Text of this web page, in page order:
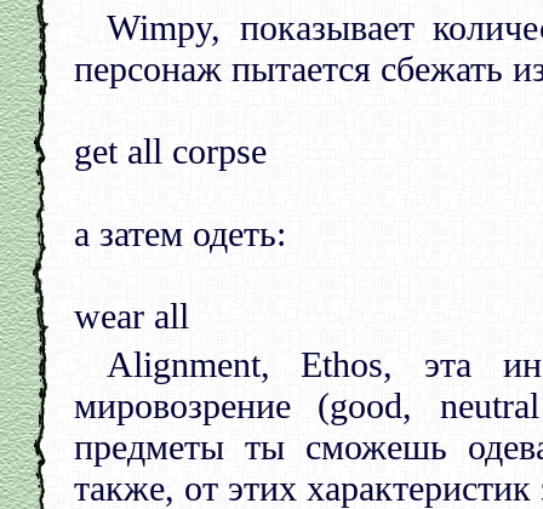
Wimpy, показывает
персонаж пытается сбежать
get all corpse
а затем одеть:
wear all
Alignment, Ethos, эта
мировозрение (good,
предметы ты сможешь
также, от этих